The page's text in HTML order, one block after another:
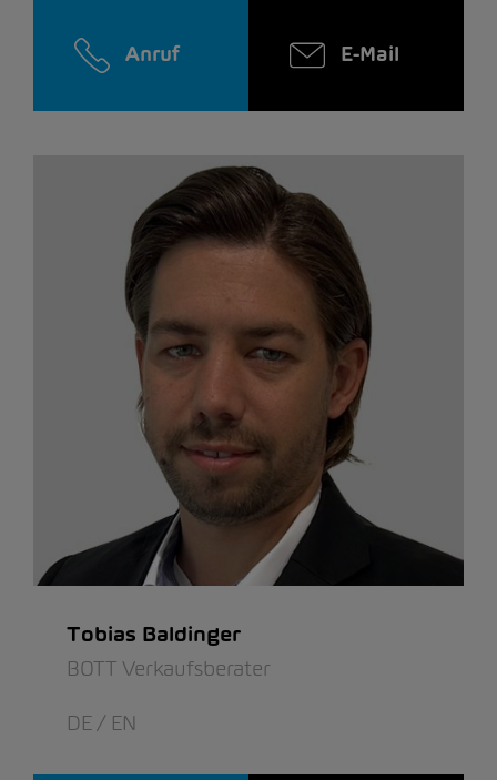
Anruf E-Mail
Tobias Baldinger
BOTT Verkaufsberater
DE / EN